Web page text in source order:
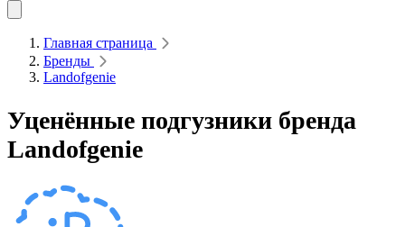
Главная страница
Бренды
Landofgenie
Уценённые подгузники бренда
Landofgenie